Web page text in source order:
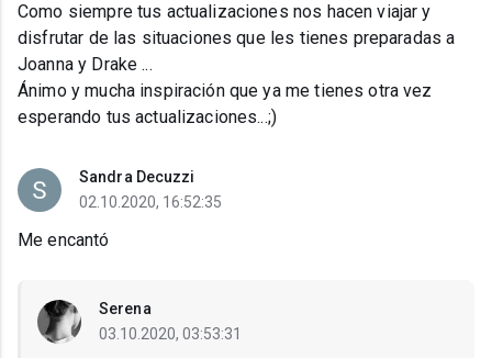
Como siempre tus actualizaciones nos hacen viajar y
disfrutar de las situaciones que les tienes preparadas a
Joanna y Drake ...
Ánimo y mucha inspiración que ya me tienes otra vez
esperando tus actualizaciones...;)
Sandra Decuzzi
02.10.2020, 16:52:35
Me encantó
Serena
03.10.2020, 03:53:31